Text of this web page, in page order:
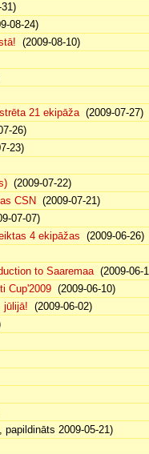
08-24)
(2009-08-10)
21 ekipāža(2009-07-27)
26)
23)
(2009-07-22)
CSN (2009-07-21)
07-07)
4 ekipāžas (2009-06-26)
to Saaremaa(2009-06-
Cup'2009 (2009-06-10)
jūlijā! (2009-06-02)
papildināts 2009-05-21)